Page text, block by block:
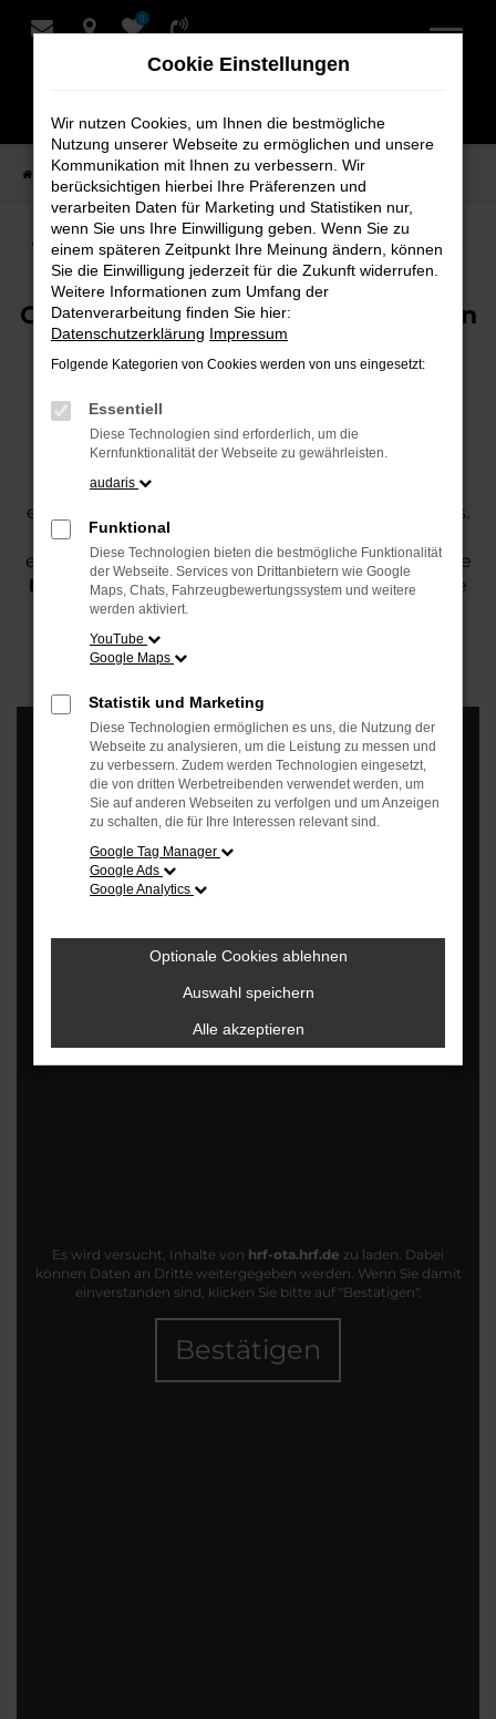
Zum
0
Startseite Audi Terminvereinbarung
Termin vereinbaren für Ihren Audi
Online einen Termin zu vereinbaren
war noch nie einfacher!
wenigen Schritten Ihren Wunschtermin
vereinbaren.
Ganz gleich ob Inspektion, Direktannahme,
Reifenwechsel oder Klimaservice – wählen Sie
einfach die von Ihnen gewünschten Arbeiten aus.
Wir von Schmidt + Koch bieten Ihnen natürlich
einen
Rundum-Sorglos-Service,in dem auch Ihre
Ersatzmobilität eine Rolle spielt. Hier können Sie
selbst entscheiden ob Sie unseren „Hol- &
Bringservice“ nutzen möchten, ein kostenloses
Leihfahrrad oder einen kostengünstigen
Es wird versucht, Inhalte von hrf-ota.hrf.de zu laden. Dabei
können Daten an Dritte weitergegeben werden. Wenn Sie damit
einverstanden sind, klicken Sie bitte auf "Bestätigen".
Bestätigen
Cookie Einstellungen
Wir nutzen Cookies, um Ihnen die bestmögliche
Nutzung unserer Webseite zu ermöglichen und unsere
Kommunikation mit Ihnen zu verbessern. Wir
berücksichtigen hierbei Ihre Präferenzen und
verarbeiten Daten für Marketing und Statistiken nur,
wenn Sie uns Ihre Einwilligung geben. Wenn Sie zu
einem späteren Zeitpunkt Ihre Meinung ändern, können
Sie die Einwilligung jederzeit für die Zukunft widerrufen.
Weitere Informationen zum Umfang der
Datenverarbeitung finden Sie hier:
Datenschutzerklärung Impressum
Folgende Kategorien von Cookies werden von uns eingesetzt:
Essentiell
Diese Technologien sind erforderlich, um die
Kernfunktionalität der Webseite zu gewährleisten.
audaris
Funktional
Diese Technologien bieten die bestmögliche Funktionalität
der Webseite. Services von Drittanbietern wie Google
Maps, Chats, Fahrzeugbewertungssystem und weitere
werden aktiviert.
YouTube
Google Maps
Statistik und Marketing
Diese Technologien ermöglichen es uns, die Nutzung der
Webseite zu analysieren, um die Leistung zu messen und
zu verbessern. Zudem werden Technologien eingesetzt,
die von dritten Werbetreibenden verwendet werden, um
Sie auf anderen Webseiten zu verfolgen und um Anzeigen
zu schalten, die für Ihre Interessen relevant sind.
Google Tag Manager
Google Ads
Google Analytics
Optionale Cookies ablehnen
Auswahl speichern
Alle akzeptieren